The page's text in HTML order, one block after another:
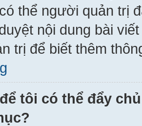
thể người quản trị
nội dung bài
trị để biết thêm
tôi có thể đẩy